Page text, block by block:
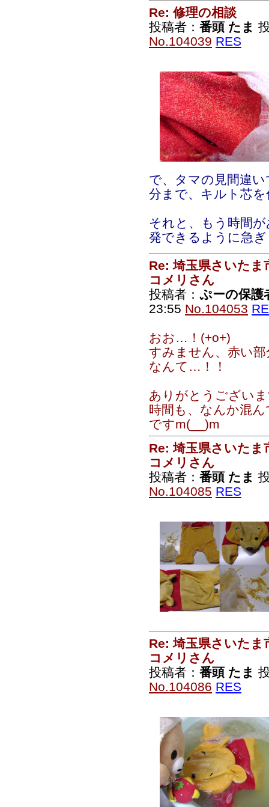
Re: 修理の相談
投稿者： 番頭 たま
No.104039 RES
で、タマの見間違
分まで、キルト芯
それと、もう時間
発できるように急
Re: 埼玉県さいたま
コメリさん
投稿者： ぷーの保護
23:55 No.104053
おお…！(+o+)
すみません、赤い
なんて…！！
ありがとうござい
時間も、なんか混
ですm(__)m
Re: 埼玉県さいたま
コメリさん
投稿者： 番頭 たま
No.104085 RES
Re: 埼玉県さいたま
コメリさん
投稿者： 番頭 たま
No.104086 RES